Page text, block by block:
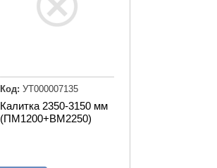
Калитка 2350-3150 мм
(ПМ1200+ВМ2250)
Код: УТ000007135